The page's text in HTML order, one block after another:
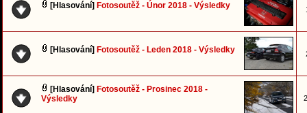
[Hlasování] Fotosoutěž - Únor 2018 - Výsledky
[Hlasování] Fotosoutěž - Leden 2018 - Výsledky
[Hlasování] Fotosoutěž - Prosinec 2018 -
Výsledky